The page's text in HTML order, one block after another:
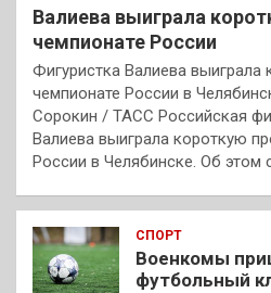
Валиева выиграла
чемпионате России
Фигуристка Валиева выиграла
чемпионате России в
Сорокин / ТАСС Российская
Валиева выиграла короткую
России в Челябинске. Об этом
СПОРТ
Военкомы
футбольный